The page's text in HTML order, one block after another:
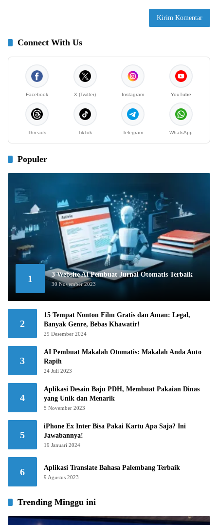
Connect With Us
Facebook X (Twitter) Instagram YouTube
Threads TikTok Telegram WhatsApp
Populer
1 3 Website AI Pembuat Jurnal Otomatis Terbaik
30 November 2023
2
15 Tempat Nonton Film Gratis dan Aman: Legal,
Banyak Genre, Bebas Khawatir!
29 Desember 2024
3
AI Pembuat Makalah Otomatis: Makalah Anda Auto
Rapih
24 Juli 2023
4
Aplikasi Desain Baju PDH, Membuat Pakaian Dinas
yang Unik dan Menarik
5 November 2023
5
iPhone Ex Inter Bisa Pakai Kartu Apa Saja? Ini
Jawabannya!
19 Januari 2024
6 Aplikasi Translate Bahasa Palembang Terbaik
9 Agustus 2023
Trending Minggu ini